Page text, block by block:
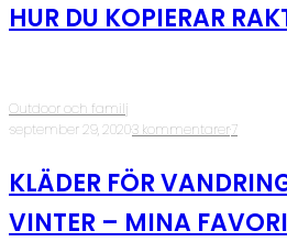
HUR DU KOPIERAR
Outdoor och familj
·september 29, 2020·3 kommentarer·7
KLÄDER FÖR
VINTER – MINA